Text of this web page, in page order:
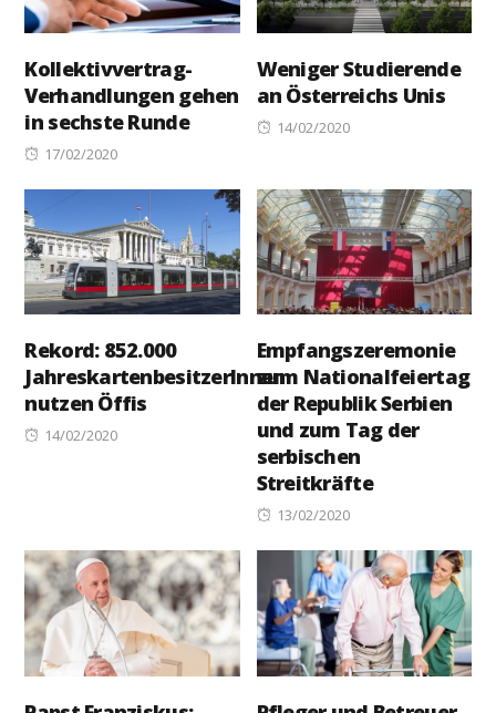
Kollektivvertrag-
Verhandlungen gehen
in sechste Runde
Posted
17/02/2020
Weniger Studierende
an Österreichs Unis
Posted
14/02/2020
Rekord: 852.000
JahreskartenbesitzerInnen
nutzen Öffis
Posted
14/02/2020
Empfangszeremonie
zum Nationalfeiertag
der Republik Serbien
und zum Tag der
serbischen
Streitkräfte
Posted
13/02/2020